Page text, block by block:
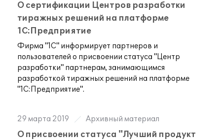
О сертификации Центров разработки
тиражных решений на платформе
1С:Предприятие
Фирма "1С" информирует партнеров и
пользователей о присвоении статуса "Центр
разработки" партнерам, занимающимся
разработкой тиражных решений на платформе
"1С:Предприятие".
29 марта 2019 Архивный материал
О присвоении статуса "Лучший продукт